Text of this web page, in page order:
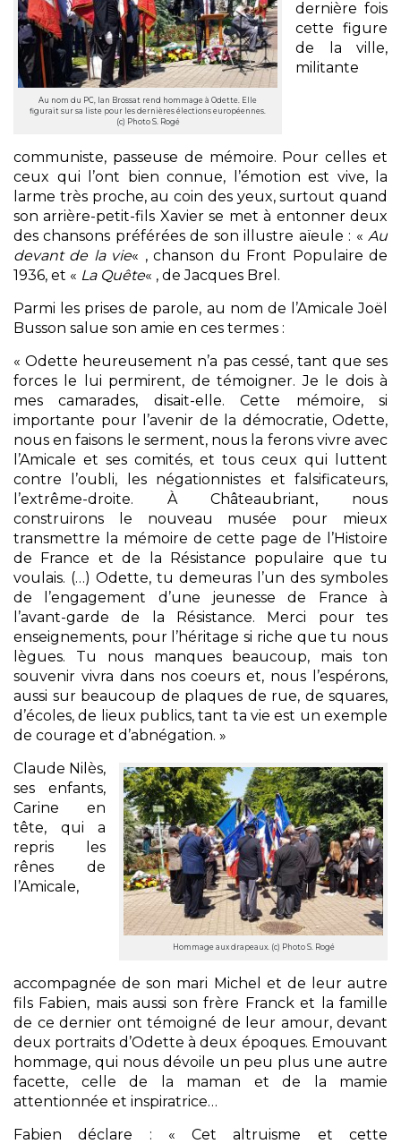
Au nom du PC, Ian Brossat rend hommage à Odette. Elle
figurait sur sa liste pour les dernières élections européennes.
(c) Photo S. Rogé
dernière fois
cette figure
de la ville,
militante
communiste, passeuse de mémoire. Pour celles et
ceux qui l’ont bien connue, l’émotion est vive, la
larme très proche, au coin des yeux, surtout quand
son arrière-petit-fils Xavier se met à entonner deux
des chansons préférées de son illustre aïeule : « Au
devant de la vie« , chanson du Front Populaire de
1936, et « La Quête« , de Jacques Brel.
Parmi les prises de parole, au nom de l’Amicale Joël
Busson salue son amie en ces termes :
« Odette heureusement n’a pas cessé, tant que ses
forces le lui permirent, de témoigner. Je le dois à
mes camarades, disait-elle. Cette mémoire, si
importante pour l’avenir de la démocratie, Odette,
nous en faisons le serment, nous la ferons vivre avec
l’Amicale et ses comités, et tous ceux qui luttent
contre l’oubli, les négationnistes et falsificateurs,
l’extrême-droite. À Châteaubriant, nous
construirons le nouveau musée pour mieux
transmettre la mémoire de cette page de l’Histoire
de France et de la Résistance populaire que tu
voulais. (…) Odette, tu demeuras l’un des symboles
de l’engagement d’une jeunesse de France à
l’avant-garde de la Résistance. Merci pour tes
enseignements, pour l’héritage si riche que tu nous
lègues. Tu nous manques beaucoup, mais ton
souvenir vivra dans nos coeurs et, nous l’espérons,
aussi sur beaucoup de plaques de rue, de squares,
d’écoles, de lieux publics, tant ta vie est un exemple
de courage et d’abnégation. »
Hommage aux drapeaux. (c) Photo S. Rogé
Claude Nilès,
ses enfants,
Carine en
tête, qui a
repris les
rênes de
l’Amicale,
accompagnée de son mari Michel et de leur autre
fils Fabien, mais aussi son frère Franck et la famille
de ce dernier ont témoigné de leur amour, devant
deux portraits d’Odette à deux époques. Emouvant
hommage, qui nous dévoile un peu plus une autre
facette, celle de la maman et de la mamie
attentionnée et inspiratrice…
Fabien déclare : « Cet altruisme et cette